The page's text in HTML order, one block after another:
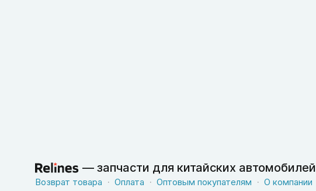
— запчасти для китайских автомобилей
Возврат товара Оплата Оптовым покупателям О компании